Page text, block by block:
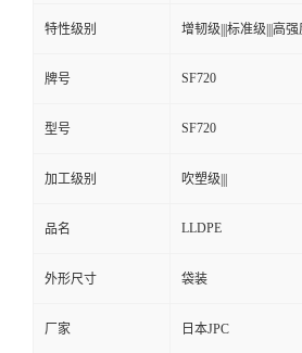
特性级别 增韧级|||标准级|||高强
牌号 SF720
型号 SF720
加工级别 吹塑级|||
品名 LLDPE
外形尺寸 袋装
厂家 日本JPC